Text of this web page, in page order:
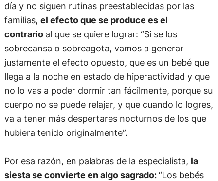
día y no siguen rutinas preestablecidas por las
familias, el efecto que se produce es el
contrario al que se quiere lograr: “Si se los
sobrecansa o sobreagota, vamos a generar
justamente el efecto opuesto, que es un bebé que
llega a la noche en estado de hiperactividad y que
no lo vas a poder dormir tan fácilmente, porque su
cuerpo no se puede relajar, y que cuando lo logres,
va a tener más despertares nocturnos de los que
hubiera tenido originalmente”.
Por esa razón, en palabras de la especialista, la
siesta se convierte en algo sagrado:“Los bebés